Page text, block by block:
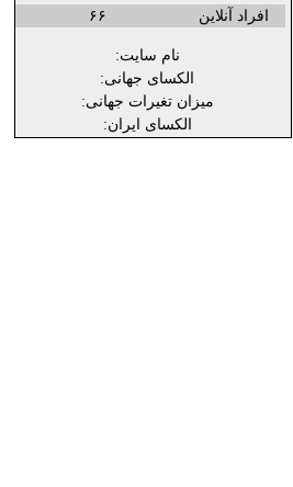
افراد آنلاین ۶۶
نام سایت:
الکسای جهانی:
میزان تغیرات جهانی:
الکسای ایران: